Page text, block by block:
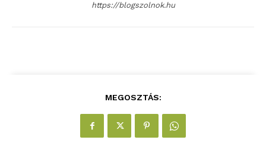
Adatkezelési tájékoztató
https://blogszolnok.hu
MEGOSZTÁS: